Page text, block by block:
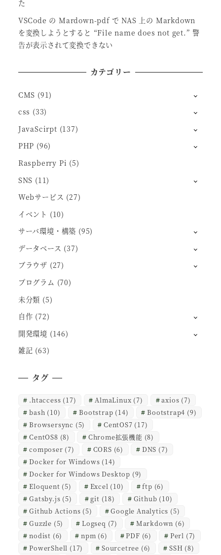
た
VSCode の Mardown-pdf で NAS 上の Markdown
を変換しようとすると “File name does not get.” 警
告が表示されて変換できない
カテゴリー
CMS (91)
css (33)
JavaScirpt (137)
PHP (96)
Raspberry Pi (5)
SNS (11)
Webサービス (27)
イベント (10)
サーバ環境・構築 (95)
データベース (37)
ブラウザ (27)
プログラム (70)
未分類 (5)
自作 (72)
開発環境 (146)
雑記 (63)
タグ
.htaccess (17) AlmaLinux (7) axios (7)
bash (10) Bootstrap (14) Bootstrap4 (9)
Browsersync (5) CentOS7 (17)
CentOS8 (8) Chrome拡張機能 (8)
composer (7) CORS (6) DNS (7)
Docker for Windows (14)
Docker for Windows Desktop (9)
Eloquent (5) Excel (10) ftp (6)
Gatsby.js (5) git (18) Github (10)
Github Actions (5) Google Analytics (5)
Guzzle (5) Logseq (7) Markdown (6)
nodist (6) npm (6) PDF (6) Perl (7)
PowerShell (17) Sourcetree (6) SSH (8)